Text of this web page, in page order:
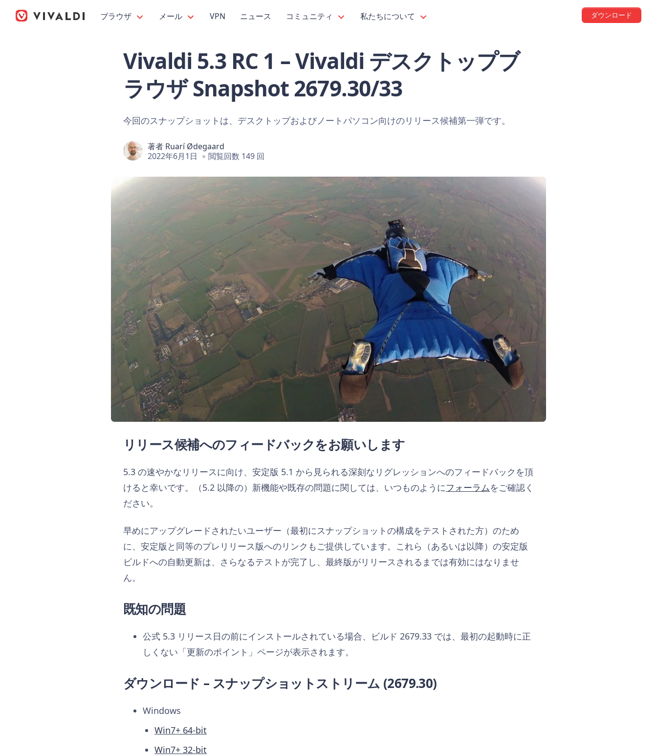
ブラウザ メール VPN ニュース コミュニティ 私たちについて ダウンロード
Vivaldi 5.3 RC 1 – Vivaldi デスクトップブ
ラウザ Snapshot 2679.30/33
今回のスナップショットは、デスクトップおよびノートパソコン向けのリリース候補第一弾です。
著者 Ruarí Ødegaard
2022年6月1日
閲覧回数 149 回
リリース候補へのフィードバックをお願いします
5.3 の速やかなリリースに向け、安定版 5.1 から見られる深刻なリグレッションへのフィードバックを頂
けると幸いです。（5.2 以降の）新機能や既存の問題に関しては、いつものようにフォーラムをご確認く
ださい。
早めにアップグレードされたいユーザー（最初にスナップショットの構成をテストされた方）のため
に、安定版と同等のプレリリース版へのリンクもご提供しています。これら（あるいは以降）の安定版
ビルドへの自動更新は、さらなるテストが完了し、最終版がリリースされるまでは有効にはなりませ
ん。
既知の問題
公式 5.3 リリース日の前にインストールされている場合、ビルド 2679.33 では、最初の起動時に正
しくない「更新のポイント」ページが表示されます。
ダウンロード – スナップショットストリーム (2679.30)
Windows
Win7+ 64-bit
Win7+ 32-bit